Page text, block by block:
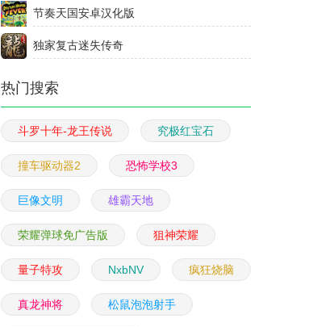
节奏天国安卓汉化版
独家复古迷失传奇
热门搜索
斗罗十年-龙王传说 究极红宝石
撞车驱动器2 恐怖学校3
巨像文明 雄霸天地
荣耀弹球免广告版 狙神荣耀
量子特攻 NxbNV 疯狂烧脑
真龙神将 松鼠泡泡射手